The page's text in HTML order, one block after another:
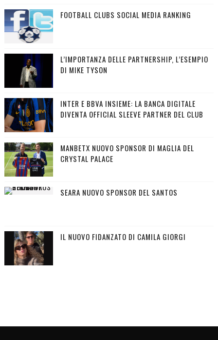
FOOTBALL CLUBS SOCIAL MEDIA RANKING
L’IMPORTANZA DELLE PARTNERSHIP, L’ESEMPIO
DI MIKE TYSON
INTER E BBVA INSIEME: LA BANCA DIGITALE
DIVENTA OFFICIAL SLEEVE PARTNER DEL CLUB
MANBETX NUOVO SPONSOR DI MAGLIA DEL
CRYSTAL PALACE
SEARA NUOVO SPONSOR DEL SANTOS
IL NUOVO FIDANZATO DI CAMILA GIORGI